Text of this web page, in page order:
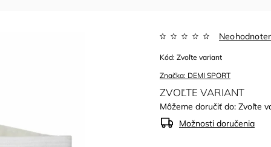
Značka: DEMI SPORT
Kód: Zvoľte variant
ZVOĽTE VARIANT
Môžeme doručiť do: Zvoľte
Možnosti doručenia